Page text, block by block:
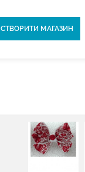
СТВОРИТИ МАГАЗИН